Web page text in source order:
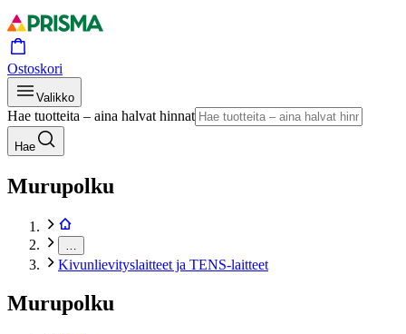
Ostoskori
Valikko
Hae tuotteita – aina halvat hinnat
Hae
Murupolku
Kivunlievityslaitteet ja TENS-laitteet
Murupolku